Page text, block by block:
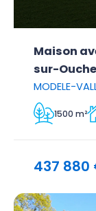
Maison
sur-Ouche
MODELE-
1500 m²
437 880